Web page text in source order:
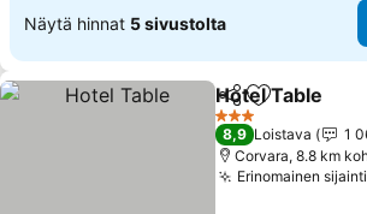
Näytä hinnat 5 sivustolta
Jaa Lisää
Hotel Table
3 Tähtiluokitus
8,9 Loistava
1
Corvara, 8.8 km
Erinomainen